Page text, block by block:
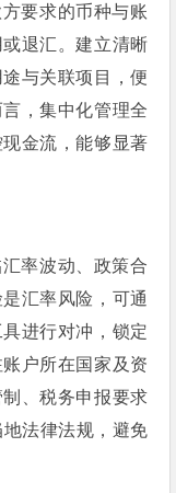
要求的币种与账
退汇。建立清晰
与关联项目，便
，集中化管理全
金流，能够显著
率波动、政策合
汇率风险，可通
进行对冲，锁定
户所在国家及资
、税务申报要求
地法律法规，避免